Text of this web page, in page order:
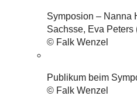
Symposion – Nanna
Sachsse, Eva
© Falk Wenzel
Publikum beim
© Falk Wenzel